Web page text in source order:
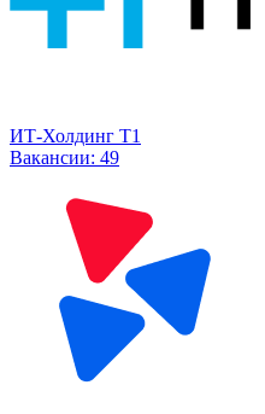
ИТ-Холдинг Т1
Вакансии: 49